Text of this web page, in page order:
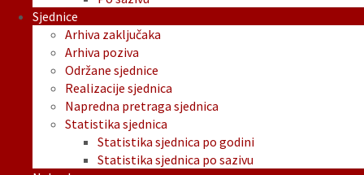
Sjednice
Arhiva zaključaka
Arhiva poziva
Održane sjednice
Realizacije sjednica
Napredna pretraga sjednica
Statistika sjednica
Statistika sjednica po godini
Statistika sjednica po sazivu